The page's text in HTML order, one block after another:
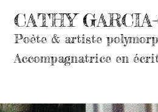
CATHY
Poète & artiste
Accompagnatrice en